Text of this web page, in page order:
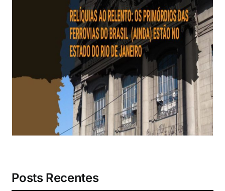
Eventos e Certificados
para:
Posts Recentes